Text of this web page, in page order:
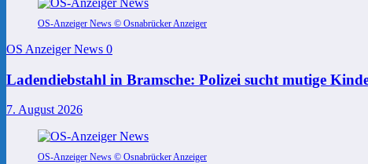
OS-Anzeiger News © Osnabrücker Anzeiger
OS Anzeiger News 0
Ladendiebstahl in Bramsche: Polizei sucht mutige
7. August 2026
OS-Anzeiger News © Osnabrücker Anzeiger